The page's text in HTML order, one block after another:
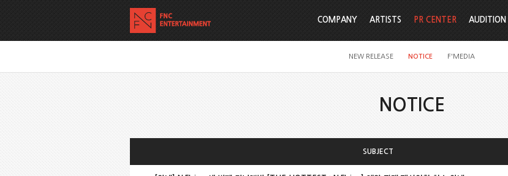
COMPANY ARTISTS PR CENTER
NEW RELEASE NOTICE F'MEDIA
AUDITION
NOTICE
SUBJECT